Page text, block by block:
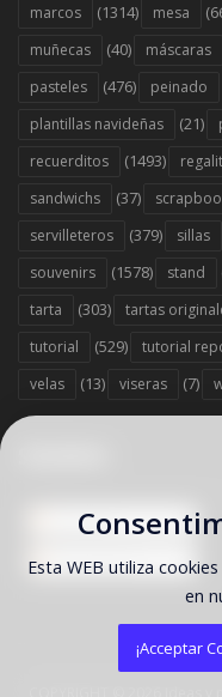
marcos (1314) mesa
muñecas (40) máscaras
pasteles (476) peinado
plantillas navideñas (21)
recuerditos (1493)
sandwichs (37)
servilleteros (379) sillas
souvenirs (1578) stand
tarta (303) tartas
tutorial (529) tutorial
velas (13) viseras (7)
Entradas
Comentarios
Esta WEB utiliza
en
¡Acceptar